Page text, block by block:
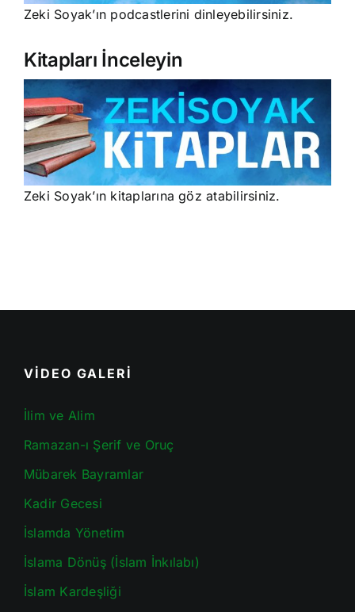
Zeki Soyak’ın podcastlerini dinleyebilirsiniz.
Kitapları İnceleyin
Zeki Soyak’ın kitaplarına göz atabilirsiniz.
VİDEO GALERİ
İlim ve Alim
Ramazan-ı Şerif ve Oruç
Mübarek Bayramlar
Kadir Gecesi
İslamda Yönetim
İslama Dönüş (İslam İnkılabı)
İslam Kardeşliği